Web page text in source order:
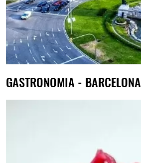
GASTRONOMIA - BARCELONA